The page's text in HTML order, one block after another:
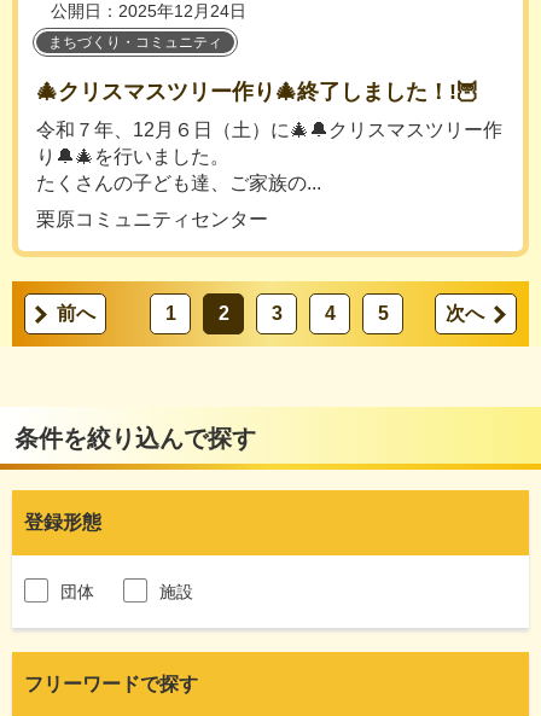
公開日：2025年12月24日
まちづくり・コミュニティ
🎄クリスマスツリー作り🎄終了しました！!🦉
令和７年、12月６日（土）に🎄🔔クリスマスツリー作
り🔔🎄を行いました。
たくさんの子ども達、ご家族の...
栗原コミュニティセンター
前へ 1 2 3 4 5 次へ
条件を絞り込んで探す
登録形態
団体 施設
フリーワードで探す